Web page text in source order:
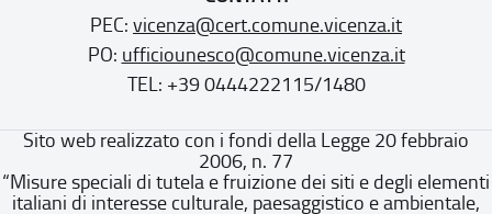
PEC: vicenza@cert.comune.vicenza.it
PO: ufficiounesco@comune.vicenza.it
TEL: +39 0444222115/1480
Sito web realizzato con i fondi della Legge 20 febbraio
2006, n. 77
“Misure speciali di tutela e fruizione dei siti e degli elementi
italiani di interesse culturale, paesaggistico e ambientale,